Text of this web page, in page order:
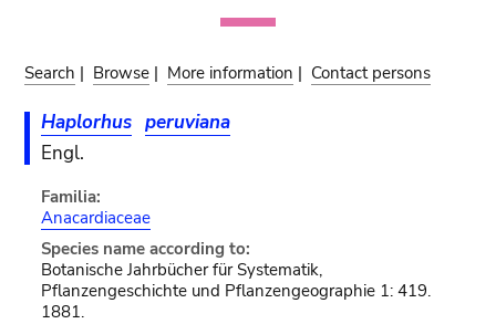
Search | Browse | More information | Contact persons
Haplorhus peruviana
Engl.
Familia:
Anacardiaceae
Species name according to:
Botanische Jahrbücher für Systematik,
Pflanzengeschichte und Pflanzengeographie 1: 419.
1881.